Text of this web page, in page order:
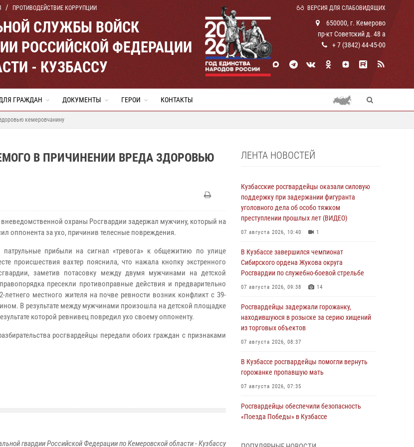
ПРОТИВОДЕЙСТВИЕ КОРРУПЦИИ ВЕРСИЯ ДЛЯ СЛАБОВИДЯЩИХ
СЛУЖБЫ ВОЙСК
РОССИЙСКОЙ ФЕДЕРАЦИИ
- КУЗБАССУ
650000, г. Кемерово
пр-кт Советский д. 48 а
+ 7 (3842) 44-45-00
ГРАЖДАН ДОКУМЕНТЫ ГЕРОИ КОНТАКТЫ
кемеровчанину
В ПРИЧИНЕНИИ ВРЕДА ЗДОРОВЬЮ
охраны Росгвардии задержал мужчину, который на
оппонента за ухо, причинив телесные повреждения.
патрульные прибыли на сигнал «тревога» к общежитию по улице
происшествия вахтер пояснила, что нажала кнопку экстренного
заметив потасовку между двумя мужчинами на детской
пресекли противоправные действия и предварительно
летнего местного жителя на почве ревности возник конфликт с 39-
В результате между мужчинами произошла на детской площадке
которой ревнивец повредил ухо своему оппоненту.
росгвардейцы передали обоих граждан с признаками
гвардии Российской Федерации по Кемеровской области - Кузбассу
ЛЕНТА НОВОСТЕЙ
Кузбасские росгвардейцы оказали силовую
поддержку при задержании фигуранта
уголовного дела об особо тяжком
преступлении прошлых лет (ВИДЕО)
07 августа 2026, 10:40 1
В Кузбассе завершился чемпионат
Сибирского ордена Жукова округа
Росгвардии по служебно-боевой стрельбе
07 августа 2026, 09:38 14
Росгвардейцы задержали горожанку,
находившуюся в розыске за серию хищений
из торговых объектов
07 августа 2026, 08:37
В Кузбассе росгвардейцы помогли вернуть
горожанке пропавшую мать
07 августа 2026, 07:35
Росгвардейцы обеспечили безопасность
«Поезда Победы» в Кузбассе